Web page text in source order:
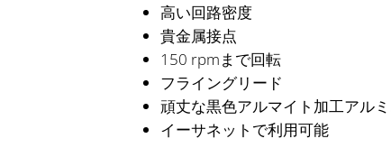
高い回路密度
貴金属接点
150 rpmまで回転
フライングリード
頑丈な黒色アルマイト加工アル
イーサネットで利用可能